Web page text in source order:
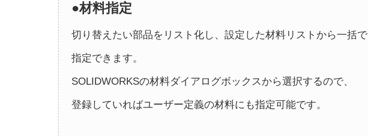
●材料指定
切り替えたい部品をリスト化し、設定した材料リストから一括で
指定できます。
SOLIDWORKSの材料ダイアログボックスから選択するので、
登録していればユーザー定義の材料にも指定可能です。